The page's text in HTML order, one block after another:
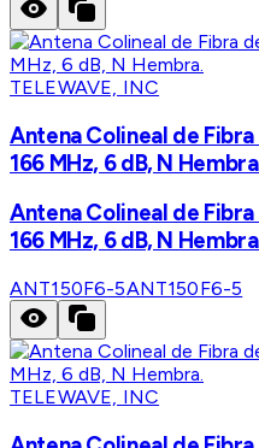
TELEWAVE, INC
Antena Colineal de
166 MHz, 6 dB, N
Antena Colineal de
166 MHz, 6 dB, N
ANT150F6-5ANT150F6-5
TELEWAVE, INC